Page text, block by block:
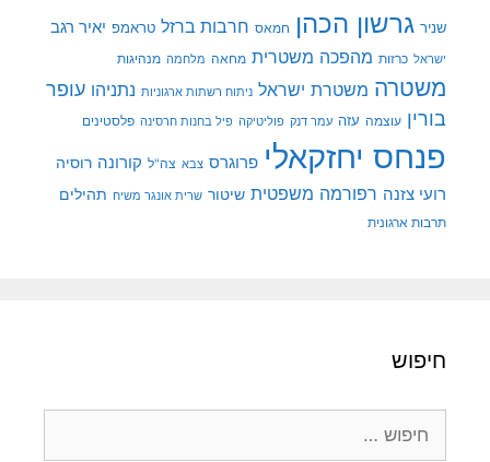
שניר גרשון הכהן חמאס חרבות ברזל טראמפ יאיר רגב
ישראל כרזות מהפכה משטרית מחאה מלחמה מנהיגות
משטרה משטרת ישראל ניתוח רשתות ארגוניות נתניהו עופר
בורין עוצמה עזה עמר דנק פוליטיקה פיל בחנות חרסינה פלסטינים
פנחס יחזקאלי פרוגרס צבא צה"ל קורונה רוסיה
רועי צזנה רפורמה משפטית שיטור שרית אונגר משיח תהילים
תרבות ארגונית
חיפוש